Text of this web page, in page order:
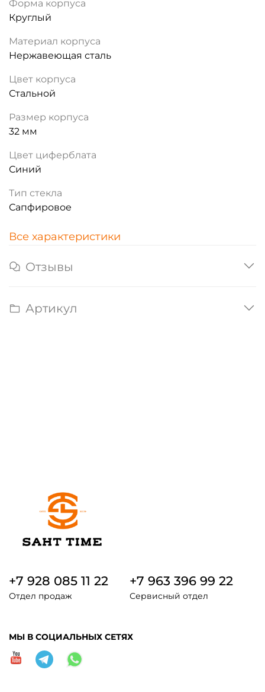
Форма корпуса
Круглый
Материал корпуса
Нержавеющая сталь
Цвет корпуса
Стальной
Размер корпуса
32 мм
Цвет циферблата
Синий
Тип стекла
Сапфировое
Все характеристики
Отзывы
Артикул
+7 928 085 11 22
Отдел продаж
+7 963 396 99 22
Сервисный отдел
МЫ В СОЦИАЛЬНЫХ СЕТЯХ